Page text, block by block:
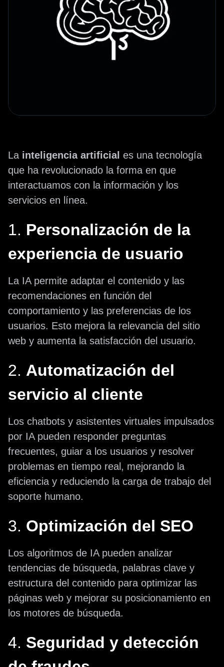
La inteligencia artificial es una tecnología
que ha revolucionado la forma en que
interactuamos con la información y los
servicios en línea.
1. Personalización de la
experiencia de usuario
La IA permite adaptar el contenido y las
recomendaciones en función del
comportamiento y las preferencias de los
usuarios. Esto mejora la relevancia del sitio
web y aumenta la satisfacción del usuario.
2. Automatización del
servicio al cliente
Los chatbots y asistentes virtuales impulsados
por IA pueden responder preguntas
frecuentes, guiar a los usuarios y resolver
problemas en tiempo real, mejorando la
eficiencia y reduciendo la carga de trabajo del
soporte humano.
3. Optimización del SEO
Los algoritmos de IA pueden analizar
tendencias de búsqueda, palabras clave y
estructura del contenido para optimizar las
páginas web y mejorar su posicionamiento en
los motores de búsqueda.
4. Seguridad y detección